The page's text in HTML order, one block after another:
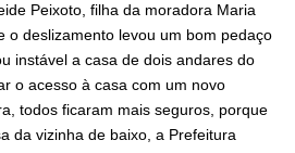
Peixoto, filha da moradora Maria
o deslizamento levou um bom pedaço
instável a casa de dois andares do
o acesso à casa com um novo
todos ficaram mais seguros, porque
da vizinha de baixo, a Prefeitura